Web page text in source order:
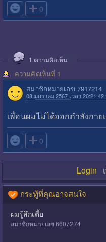
 0
1 ความคิดเห็น
ความคิดเห็นที่ 1
สมาชิกหมายเลข 7917214
08 มกราคม 2567 เวลา 20:21:42
เพื่อนผมไม่ได้ออกกำลังกาย
 0
Login
กระทู้ที่คุณอาจสนใจ
ผมรู้สึกเตี้ย
สมาชิกหมายเลข 6607274